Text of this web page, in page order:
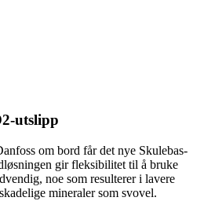
utslipp
om bord får det nye Skulebas-
gir fleksibilitet til å bruke
noe som resulterer i lavere
mineraler som svovel.